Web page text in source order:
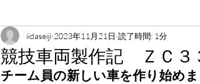
競技車両製作記 ＺＣ３
iidaseiji 2023年11月21日 読了時間: 1分
チーム員の新しい車を作り始めま